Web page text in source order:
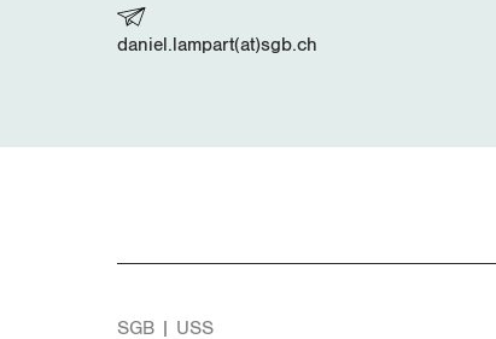
daniel.lampart(at)sgb.ch
SGB | USS